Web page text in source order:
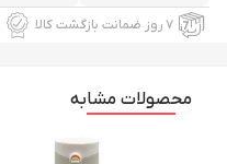
۷ روز ضمانت بازگشت کالا
محصولات مشابه